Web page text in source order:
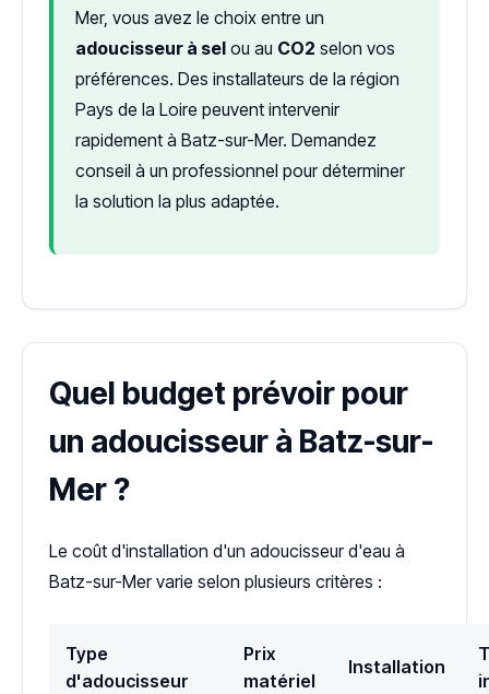
Mer, vous avez le choix entre un
adoucisseur à sel ou au CO2 selon vos
préférences. Des installateurs de la région
Pays de la Loire peuvent intervenir
rapidement à Batz-sur-Mer. Demandez
conseil à un professionnel pour déterminer
la solution la plus adaptée.
Quel budget prévoir pour
un adoucisseur à Batz-sur-
Mer ?
Le coût d'installation d'un adoucisseur d'eau à
Batz-sur-Mer varie selon plusieurs critères :
Type
d'adoucisseur
Prix
matériel
Installation